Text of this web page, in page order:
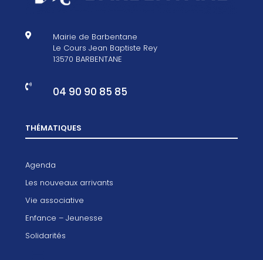

Mairie de Barbentane
Le Cours Jean Baptiste Rey
13570 BARBENTANE
 04 90 90 85 85
THÉMATIQUES
Agenda
Les nouveaux arrivants
Vie associative
Enfance – Jeunesse
Solidarités